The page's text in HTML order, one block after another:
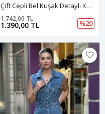
Çift Cepli Bel Kuşak Detaylı Kot Şort Tulum-Mavi
1.390,00 TL
1.742,00 TL
%20